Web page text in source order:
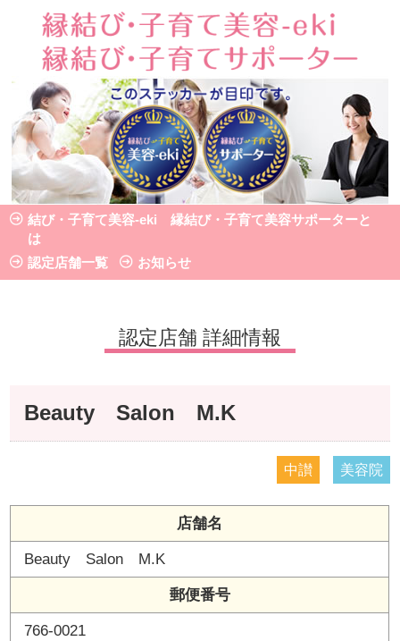
認定店舗 詳細情報
Beauty Salon M.K
中讃 美容院
店舗名
Beauty Salon M.K
郵便番号
766-0021